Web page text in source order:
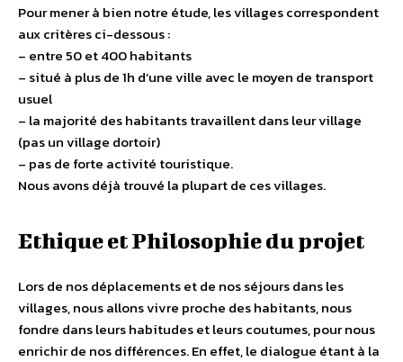
Pour mener à bien notre étude, les villages correspondent
aux critères ci-dessous :
– entre 50 et 400 habitants
– situé à plus de 1h d’une ville avec le moyen de transport
usuel
– la majorité des habitants travaillent dans leur village
(pas un village dortoir)
– pas de forte activité touristique.
Nous avons déjà trouvé la plupart de ces villages.
Ethique et Philosophie du projet
Lors de nos déplacements et de nos séjours dans les
villages, nous allons vivre proche des habitants, nous
fondre dans leurs habitudes et leurs coutumes, pour nous
enrichir de nos différences. En effet, le dialogue étant à la